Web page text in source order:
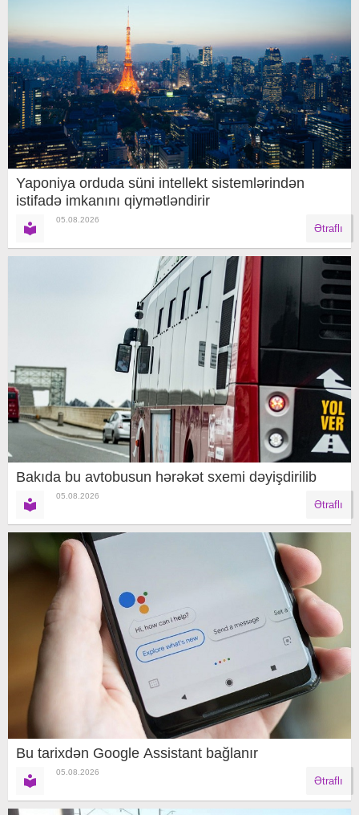
Yaponiya orduda süni intellekt sistemlərindən
istifadə imkanını qiymətləndirir
05.08.2026
Ətraflı
Bakıda bu avtobusun hərəkət sxemi dəyişdirilib
05.08.2026
Ətraflı
Bu tarixdən Google Assistant bağlanır
05.08.2026
Ətraflı